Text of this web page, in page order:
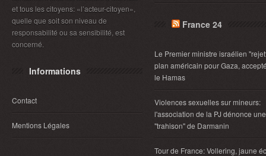
et tous les citoyens: «l’acteur-citoyen»,
quelle que soit son niveau de
responsabilité ou sa sensibilité, est
concerné.
Informations
Contact
Mentions Légales
France 24
Le Premier ministre israélien
plan américain pour Gaza,
le Hamas
Violences sexuelles sur mineurs:
l'association de la PJ dénonce une
"trahison" de Darmanin
Tour de France: Vollering, jaune